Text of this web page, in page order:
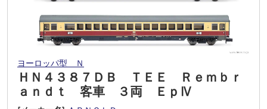
ヨーロッパ型 Ｎ
ＨＮ４３８７ＤＢ ＴＥＥ Ｒｅｍｂｒ
ａｎｄｔ 客車 ３両 ＥｐⅣ